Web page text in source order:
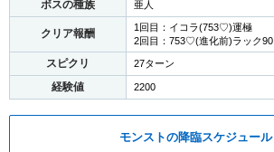
ボスの種族 亜人
クリア報酬
1回目：イコラ(753♡)運極
2回目：753♡(進化前)ラック90
スピクリ 27ターン
経験値 2200
モンストの降臨スケジュール